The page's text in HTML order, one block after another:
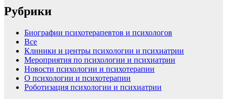
Рубрики
Биографии психотерапевтов и психологов
Все
Клиники и центры психологии и психиатрии
Мероприятия по психологии и психиатрии
Новости психологии и психотерапии
О психологии и психотерапии
Роботизация психологии и психиатрии